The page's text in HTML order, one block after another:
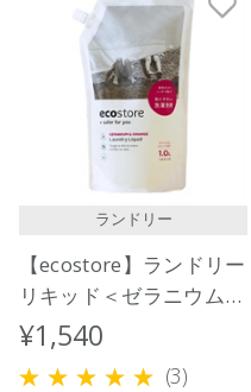
ランドリー
【ecostore】ランドリー
リキッド＜ゼラニウム＆
オレンジ＞リフィルパッ
ク1L
¥1,540
(3)